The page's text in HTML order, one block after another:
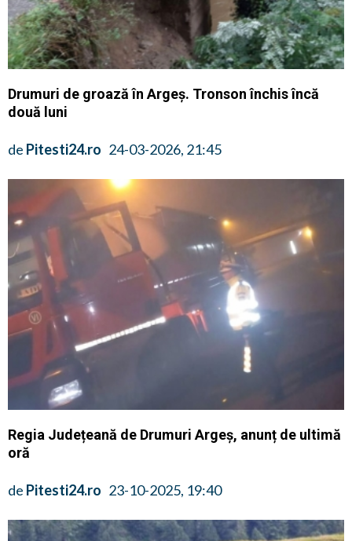
Drumuri de groază în Argeș. Tronson închis încă
două luni
de Pitesti24.ro 24-03-2026, 21:45
Regia Județeană de Drumuri Argeș, anunț de ultimă
oră
de Pitesti24.ro 23-10-2025, 19:40